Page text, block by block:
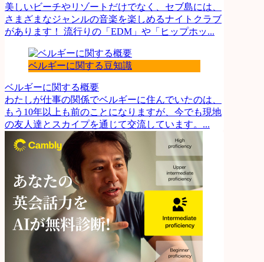
美しいビーチやリゾートだけでなく、セブ島には、
さまざまなジャンルの音楽を楽しめるナイトクラブ
があります！ 流行りの「EDM」や「ヒップホッ...
ベルギーに関する豆知識
ベルギーに関する概要
わたしが仕事の関係でベルギーに住んでいたのは、
もう10年以上も前のことになりますが、今でも現地
の友人達とスカイプを通じて交流しています。...